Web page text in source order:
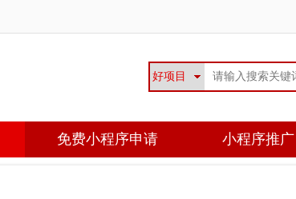
免费小程序申请 小程序推广